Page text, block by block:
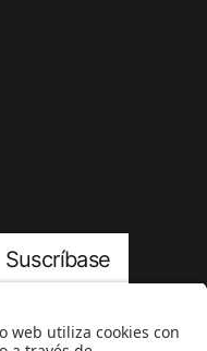
Suscríbase